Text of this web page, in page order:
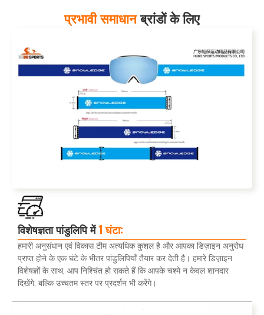
प्रभावी समाधानब्रांडों के लिए
विशेषज्ञता पांडुलिपि में1 घंटा:
हमारी अनुसंधान एवं विकास टीम अत्यधिक कुशल है और आपका डिज़ाइन अनुरोध
प्राप्त होने के एक घंटे के भीतर पांडुलिपियाँ तैयार कर देती है। हमारे डिज़ाइन
विशेषज्ञों के साथ, आप निश्चिंत हो सकते हैं कि आपके चश्मे न केवल शानदार
दिखेंगे, बल्कि उच्चतम स्तर पर प्रदर्शन भी करेंगे।